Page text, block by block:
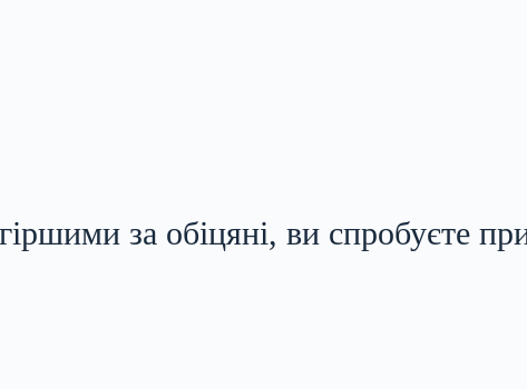
за обіцяні, ви спробуєте